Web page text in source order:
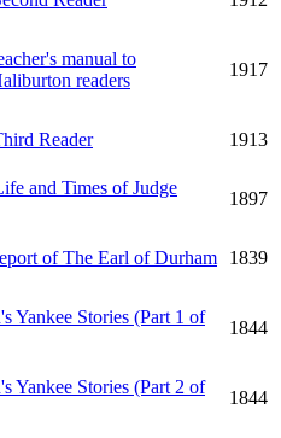
manual to
readers
1917
Reader 1913
and Times of Judge
1897
of The Earl of Durham 1839
Yankee Stories (Part 1 of
1844
Yankee Stories (Part 2 of
1844